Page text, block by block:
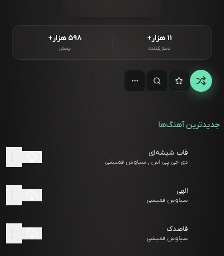
۱۱ هزار+
دنبال‌کننده
۵۹۸ هزار+
پخش
جدیدترین آهنگ‌ها
قاب شیشه‌ای
دی جی پی اس , سیاوش قمیشی
الهی
سیاوش قمیشی
قاصدک
سیاوش قمیشی